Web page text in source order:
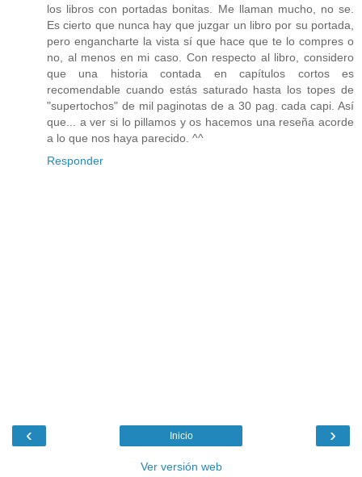
los libros con portadas bonitas. Me llaman mucho, no se.
Es cierto que nunca hay que juzgar un libro por su portada,
pero engancharte la vista sí que hace que te lo compres o
no, al menos en mi caso. Con respecto al libro, considero
que una historia contada en capítulos cortos es
recomendable cuando estás saturado hasta los topes de
"supertochos" de mil paginotas de a 30 pag. cada capi. Así
que... a ver si lo pillamos y os hacemos una reseña acorde
a lo que nos haya parecido. ^^
Responder
‹ ›
Inicio
Ver versión web